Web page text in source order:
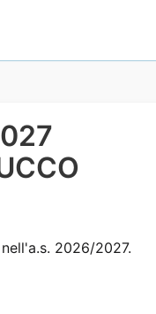
2026/2027.